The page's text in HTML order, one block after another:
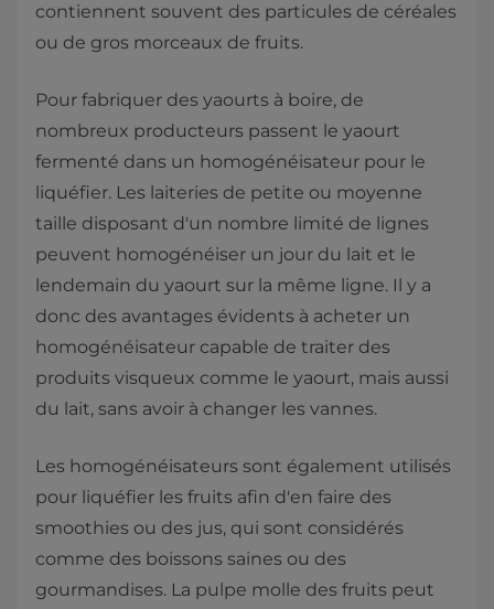
contiennent souvent des particules de céréales
ou de gros morceaux de fruits.
Pour fabriquer des yaourts à boire, de
nombreux producteurs passent le yaourt
fermenté dans un homogénéisateur pour le
liquéfier. Les laiteries de petite ou moyenne
taille disposant d'un nombre limité de lignes
peuvent homogénéiser un jour du lait et le
lendemain du yaourt sur la même ligne. Il y a
donc des avantages évidents à acheter un
homogénéisateur capable de traiter des
produits visqueux comme le yaourt, mais aussi
du lait, sans avoir à changer les vannes.
Les homogénéisateurs sont également utilisés
pour liquéfier les fruits afin d'en faire des
smoothies ou des jus, qui sont considérés
comme des boissons saines ou des
gourmandises. La pulpe molle des fruits peut